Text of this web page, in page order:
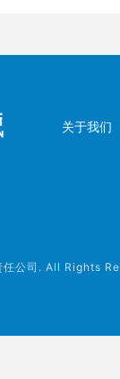
关于我们
公司. All Rights